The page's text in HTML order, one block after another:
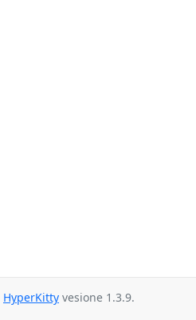
HyperKitty vesione 1.3.9.